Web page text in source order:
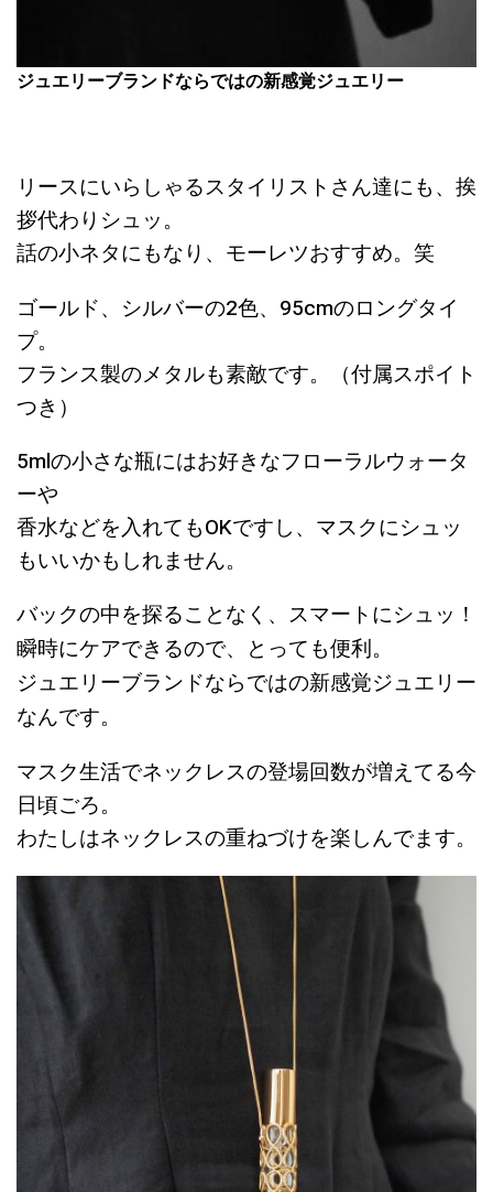
ジュエリーブランドならではの新感覚ジュエリー
リースにいらしゃるスタイリストさん達にも、挨
拶代わりシュッ。
話の小ネタにもなり、モーレツおすすめ。笑
ゴールド、シルバーの2色、95cmのロングタイ
プ。
フランス製のメタルも素敵です。（付属スポイト
つき）
5mlの小さな瓶にはお好きなフローラルウォータ
ーや
香水などを入れてもOKですし、マスクにシュッ
もいいかもしれません。
バックの中を探ることなく、スマートにシュッ！
瞬時にケアできるので、とっても便利。
ジュエリーブランドならではの新感覚ジュエリー
なんです。
マスク生活でネックレスの登場回数が増えてる今
日頃ごろ。
わたしはネックレスの重ねづけを楽しんでます。